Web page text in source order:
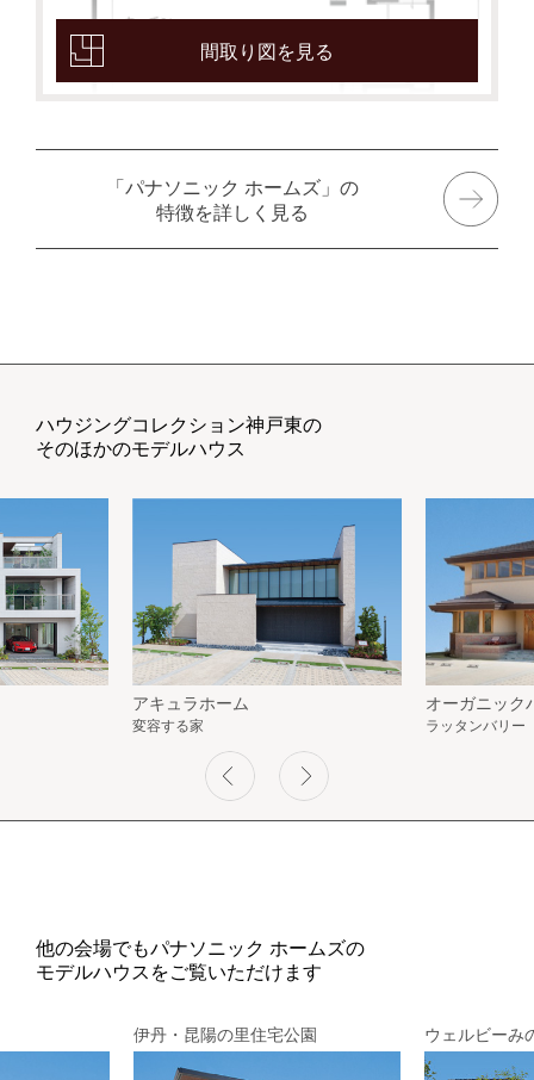
間取り図を見る
「パナソニック ホームズ」の
特徴を詳しく見る
ハウジングコレクション神戸東の
そのほかのモデルハウス
アキュラホーム
変容する家
オーガニック
ラッタンバリー
他の会場でもパナソニック ホームズの
モデルハウスをご覧いただけます
伊丹・昆陽の里住宅公園 ウェルビーみ